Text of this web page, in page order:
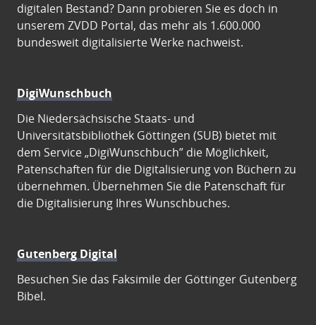
digitalen Bestand? Dann probieren Sie es doch in
unserem ZVDD Portal, das mehr als 1.600.000
bundesweit digitalisierte Werke nachweist.
DigiWunschbuch
Die Niedersächsische Staats- und
Universitätsbibliothek Göttingen (SUB) bietet mit
dem Service „DigiWunschbuch” die Möglichkeit,
Patenschaften für die Digitalisierung von Büchern zu
übernehmen. Übernehmen Sie die Patenschaft für
die Digitalisierung Ihres Wunschbuches.
Gutenberg Digital
Besuchen Sie das Faksimile der Göttinger Gutenberg
Bibel.